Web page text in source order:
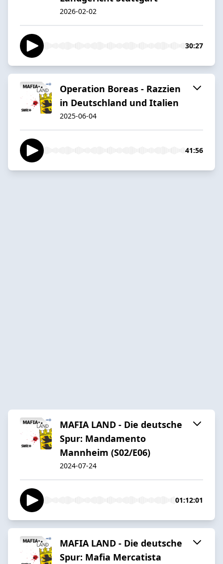
2026-02-02
30:27
Operation Boreas - Razzien
in Deutschland und Italien
2025-06-04
41:56
MAFIA LAND - Die deutsche
Spur: Mandamento
Mannheim (S02/E06)
2024-07-24
01:12:01
MAFIA LAND - Die deutsche
Spur: Mafia Mercatista